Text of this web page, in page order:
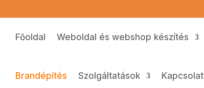
Főoldal Weboldal és webshop készítés
Brandépítés Szolgáltatások Kapcsolat